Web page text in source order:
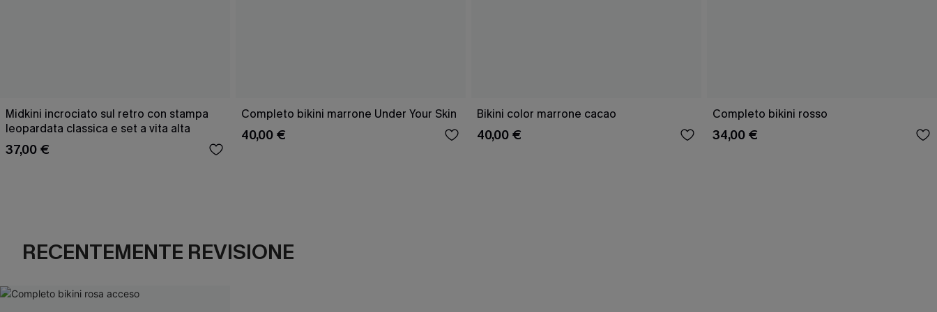
Midkini incrociato sul retro con stampa
leopardata classica e set a vita alta
37,00 €
Completo bikini marrone Under Your Skin
40,00 €
Bikini color marrone cacao
40,00 €
Completo bikini rosso
34,00 €
RECENTEMENTE REVISIONE